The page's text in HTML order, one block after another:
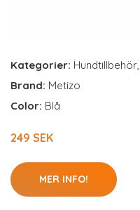
Kategorier: Hundtillbehör,
Brand: Metizo
Color: Blå
249 SEK
MER INFO!